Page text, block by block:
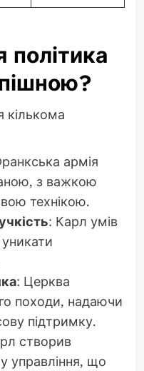
кількома
армія
з важкою
технікою.
: Карл умів
: Церква
походи, надаючи
підтримку.
створив
управління, що